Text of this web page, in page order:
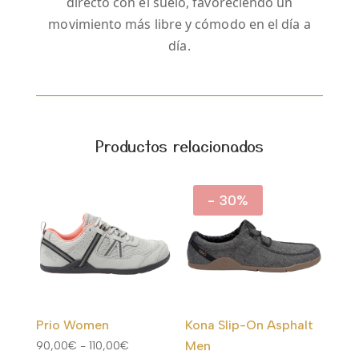
movimiento más libre y cómodo en el día a
día.
Productos relacionados
Prio Women
90,00€ - 110,00€Rango
- 30%
Kona Slip-On Asphalt
Men